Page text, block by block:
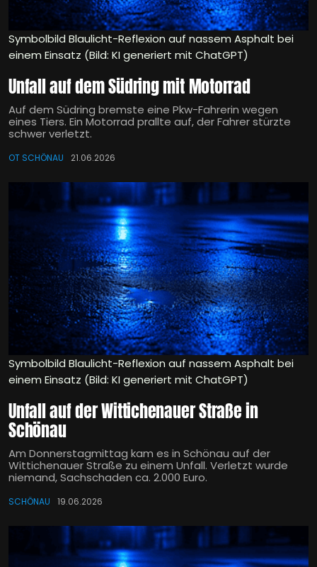
Symbolbild Blaulicht-Reflexion auf nassem Asphalt bei
einem Einsatz (Bild: KI generiert mit ChatGPT)
Unfall auf dem Südring mit Motorrad
Auf dem Südring bremste eine Pkw-Fahrerin wegen
eines Tiers. Ein Motorrad prallte auf, der Fahrer stürzte
schwer verletzt.
OT SCHÖNAU 21.06.2026
Symbolbild Blaulicht-Reflexion auf nassem Asphalt bei
einem Einsatz (Bild: KI generiert mit ChatGPT)
Unfall auf der Wittichenauer Straße in
Schönau
Am Donnerstagmittag kam es in Schönau auf der
Wittichenauer Straße zu einem Unfall. Verletzt wurde
niemand, Sachschaden ca. 2.000 Euro.
SCHÖNAU 19.06.2026